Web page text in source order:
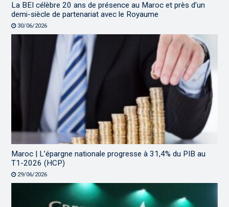
La BEI célèbre 20 ans de présence au Maroc et près d’un
demi-siècle de partenariat avec le Royaume
30/06/2026
Maroc | L’épargne nationale progresse à 31,4% du PIB au
T1-2026 (HCP)
29/06/2026